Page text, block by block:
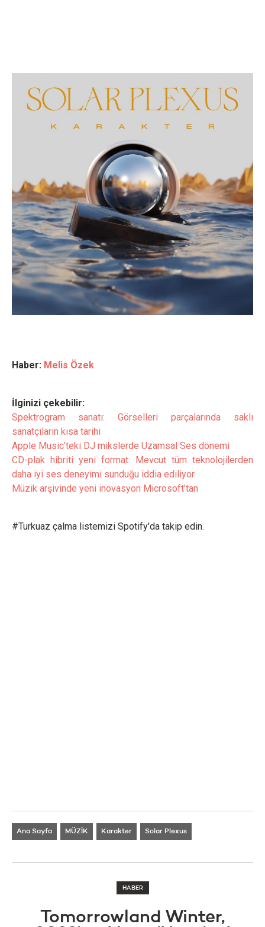
Haber: Melis Özek
İlginizi çekebilir:
Spektrogram sanatı: Görselleri parçalarında saklı
sanatçıların kısa tarihi
Apple Music’teki DJ mikslerde Uzamsal Ses dönemi
CD-plak hibriti yeni format: Mevcut tüm teknolojilerden
daha iyi ses deneyimi sunduğu iddia ediliyor
Müzik arşivinde yeni inovasyon Microsoft’tan
#Turkuaz çalma listemizi Spotify'da takip edin.
Ana Sayfa MÜZİK Karakter Solar Plexus
HABER
Tomorrowland Winter,